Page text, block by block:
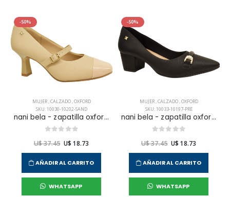
-50%
MUJER,CALZADO,OXFORD
SKU: 10030-10202-SAND
nani bela - zapatilla oxford vestir para mujer
U$ 37.45 U$ 18.73
AÑADIR AL CARRITO
WHATSAPP
-50%
MUJER,CALZADO,OXFORD
SKU: 10033-10197-PRE
nani bela - zapatilla oxford vestir para mujer
U$ 37.45 U$ 18.73
AÑADIR AL CARRITO
WHATSAPP